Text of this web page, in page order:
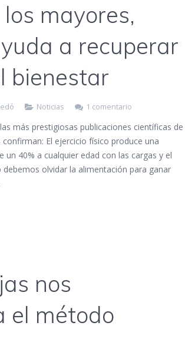
mayores,
a recuperar
bienestar
Noticias 1 comentario
más prestigiosas publicaciones científicas de
El ejercicio físico produce una
40% a cualquier edad con las cargas y el
olvidar la alimentación para ganar
nos
el método